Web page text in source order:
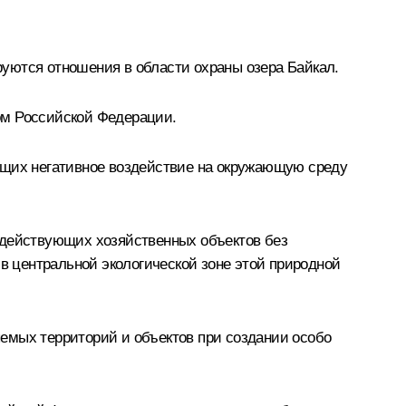
отношения в области охраны озера Байкал.
Российской Федерации.
негативное воздействие на окружающую среду
хозяйственных объектов без
центральной экологической зоне этой природной
территорий и объектов при создании особо